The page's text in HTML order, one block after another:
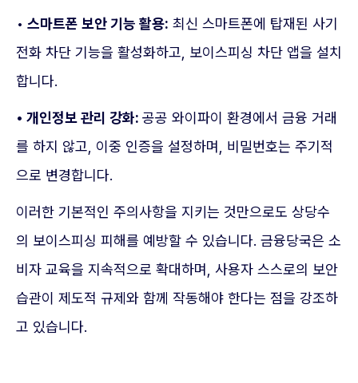
• 스마트폰 보안 기능 활용: 최신 스마트폰에 탑재된 사기
전화 차단 기능을 활성화하고, 보이스피싱 차단 앱을 설치
합니다.
• 개인정보 관리 강화: 공공 와이파이 환경에서 금융 거래
를 하지 않고, 이중 인증을 설정하며, 비밀번호는 주기적
으로 변경합니다.
이러한 기본적인 주의사항을 지키는 것만으로도 상당수
의 보이스피싱 피해를 예방할 수 있습니다. 금융당국은 소
비자 교육을 지속적으로 확대하며, 사용자 스스로의 보안
습관이 제도적 규제와 함께 작동해야 한다는 점을 강조하
고 있습니다.